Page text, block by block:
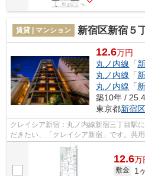
賃貸 | マンション 新宿区新宿５
12.6万円
丸ノ内線 「
丸ノ内線 「
丸ノ内線 「
築10年 /
東京都新宿区
クレイシア新宿：丸ノ内線新宿三丁目駅
だきたい、「クレイシア新宿」です。共
き場などが揃っており、とても充実し...
12.6万
敷金 1